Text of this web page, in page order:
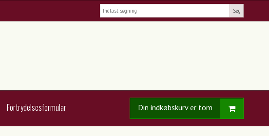
Søg
Fortrydelsesformular Din indkøbskurv er tom